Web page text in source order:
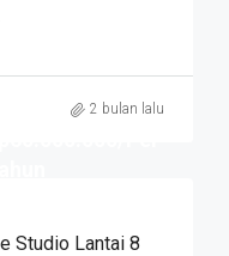
2 bulan lalu
Studio Lantai 8